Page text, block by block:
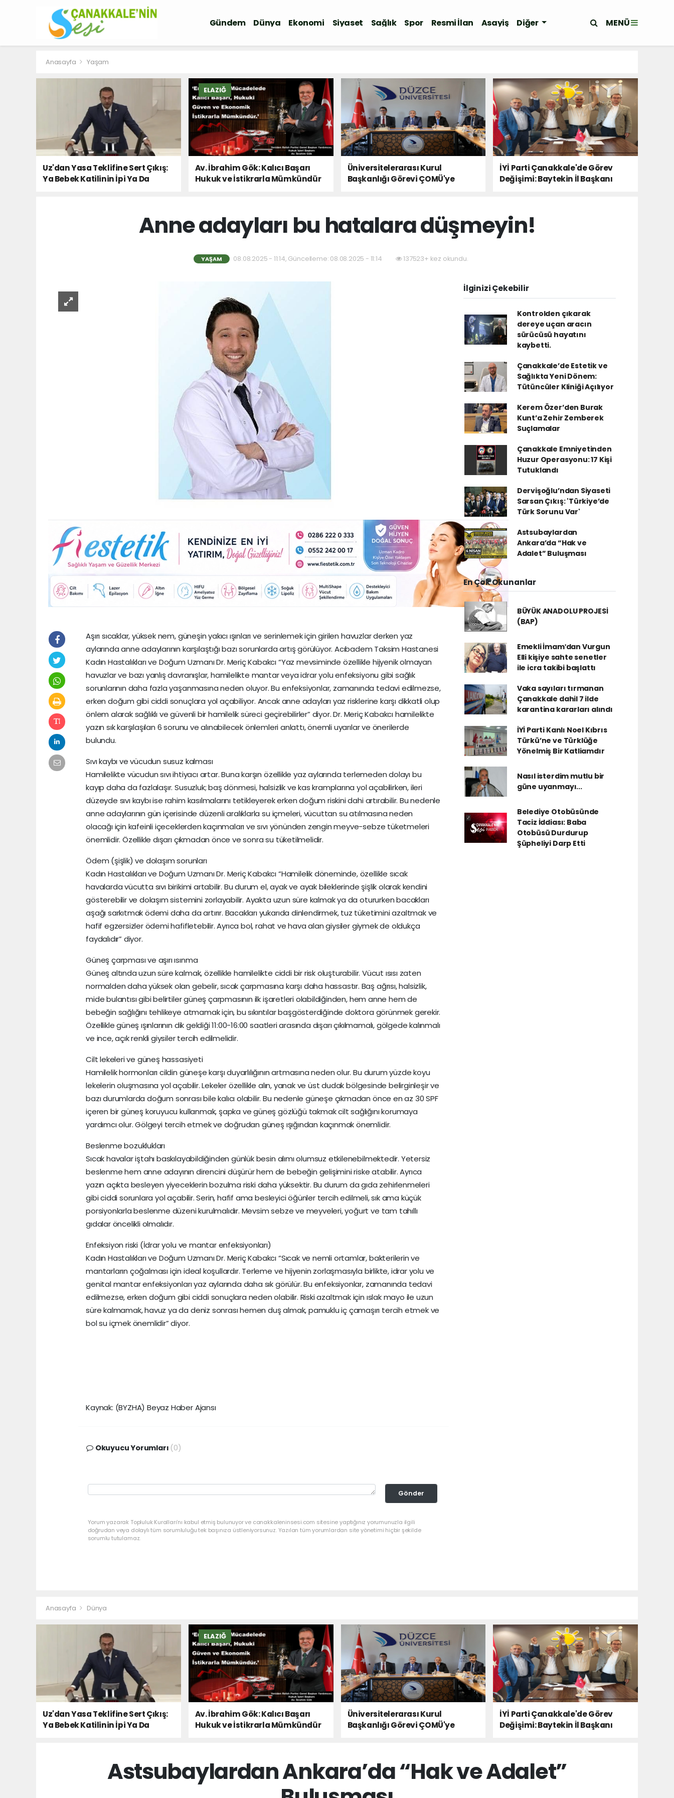
Gündem Dünya Ekonomi Siyaset Sağlık Spor Resmi İlan Asayiş Diğer MENÜ
Anasayfa Yaşam
Uz'dan Yasa Teklifine Sert Çıkış:
Ya Bebek Katilinin İpi Ya Da
ELAZIĞ
Av. İbrahim Gök: Kalıcı Başarı
Hukuk ve İstikrarla Mümkündür
Üniversitelerarası Kurul
Başkanlığı Görevi ÇOMÜ'ye
İYİ Parti Çanakkale'de Görev
Değişimi: Baytekin İl Başkanı
Anne adayları bu hatalara düşmeyin!
YAŞAM 08.08.2025 - 11:14, Güncelleme: 08.08.2025 - 11:14 137523+ kez okundu.
Aşırı sıcaklar, yüksek nem, güneşin yakıcı ışınları ve serinlemek için girilen havuzlar derken yaz
aylarında anne adaylarının karşılaştığı bazı sorunlarda artış görülüyor. Acıbadem Taksim Hastanesi
Kadın Hastalıkları ve Doğum Uzmanı Dr. Meriç Kabakcı “Yaz mevsiminde özellikle hijyenik olmayan
havuzlar ve bazı yanlış davranışlar, hamilelikte mantar veya idrar yolu enfeksiyonu gibi sağlık
sorunlarının daha fazla yaşanmasına neden oluyor. Bu enfeksiyonlar, zamanında tedavi edilmezse,
erken doğum gibi ciddi sonuçlara yol açabiliyor. Ancak anne adayları yaz risklerine karşı dikkatli olup
önlem alarak sağlıklı ve güvenli bir hamilelik süreci geçirebilirler” diyor. Dr. Meriç Kabakcı hamilelikte
yazın sık karşılaşılan 6 sorunu ve alınabilecek önlemleri anlattı, önemli uyarılar ve önerilerde
bulundu.
Sıvı kaybı ve vücudun susuz kalması
Hamilelikte vücudun sıvı ihtiyacı artar. Buna karşın özellikle yaz aylarında terlemeden dolayı bu
kayıp daha da fazlalaşır. Susuzluk; baş dönmesi, halsizlik ve kas kramplarına yol açabilirken, ileri
düzeyde sıvı kaybı ise rahim kasılmalarını tetikleyerek erken doğum riskini dahi artırabilir. Bu nedenle
anne adaylarının gün içerisinde düzenli aralıklarla su içmeleri, vücuttan su atılmasına neden
olacağı için kafeinli içeceklerden kaçınmaları ve sıvı yönünden zengin meyve-sebze tüketmeleri
önemlidir. Özellikle dışarı çıkmadan önce ve sonra su tüketilmelidir.
Ödem (şişlik) ve dolaşım sorunları
Kadın Hastalıkları ve Doğum Uzmanı Dr. Meriç Kabakcı “Hamilelik döneminde, özellikle sıcak
havalarda vücutta sıvı birikimi artabilir. Bu durum el, ayak ve ayak bileklerinde şişlik olarak kendini
gösterebilir ve dolaşım sistemini zorlayabilir. Ayakta uzun süre kalmak ya da otururken bacakları
aşağı sarkıtmak ödemi daha da artırır. Bacakları yukarıda dinlendirmek, tuz tüketimini azaltmak ve
hafif egzersizler ödemi hafifletebilir. Ayrıca bol, rahat ve hava alan giysiler giymek de oldukça
faydalıdır” diyor.
Güneş çarpması ve aşırı ısınma
Güneş altında uzun süre kalmak, özellikle hamilelikte ciddi bir risk oluşturabilir. Vücut ısısı zaten
normalden daha yüksek olan gebelir, sıcak çarpmasına karşı daha hassastır. Baş ağrısı, halsizlik,
mide bulantısı gibi belirtiler güneş çarpmasının ilk işaretleri olabildiğinden, hem anne hem de
bebeğin sağlığını tehlikeye atmamak için, bu sıkıntılar başgösterdiğinde doktora görünmek gerekir.
Özellikle güneş ışınlarının dik geldiği 11:00-16:00 saatleri arasında dışarı çıkılmamalı, gölgede kalınmalı
ve ince, açık renkli giysiler tercih edilmelidir.
Cilt lekeleri ve güneş hassasiyeti
Hamilelik hormonları cildin güneşe karşı duyarlılığının artmasına neden olur. Bu durum yüzde koyu
lekelerin oluşmasına yol açabilir. Lekeler özellikle alın, yanak ve üst dudak bölgesinde belirginleşir ve
bazı durumlarda doğum sonrası bile kalıcı olabilir. Bu nedenle güneşe çıkmadan önce en az 30 SPF
içeren bir güneş koruyucu kullanmak, şapka ve güneş gözlüğü takmak cilt sağlığını korumaya
yardımcı olur. Gölgeyi tercih etmek ve doğrudan güneş ışığından kaçınmak önemlidir.
Beslenme bozuklukları
Sıcak havalar iştahı baskılayabildiğinden günlük besin alımı olumsuz etkilenebilmektedir. Yetersiz
beslenme hem anne adayının direncini düşürür hem de bebeğin gelişimini riske atabilir. Ayrıca
yazın açıkta besleyen yiyeceklerin bozulma riski daha yüksektir. Bu durum da gıda zehirlenmeleri
gibi ciddi sorunlara yol açabilir. Serin, hafif ama besleyici öğünler tercih edilmeli, sık ama küçük
porsiyonlarla beslenme düzeni kurulmalıdır. Mevsim sebze ve meyveleri, yoğurt ve tam tahıllı
gıdalar öncelikli olmalıdır.
Enfeksiyon riski (İdrar yolu ve mantar enfeksiyonları)
Kadın Hastalıkları ve Doğum Uzmanı Dr. Meriç Kabakcı “Sıcak ve nemli ortamlar, bakterilerin ve
mantarların çoğalması için ideal koşullardır. Terleme ve hijyenin zorlaşmasıyla birlikte, idrar yolu ve
genital mantar enfeksiyonları yaz aylarında daha sık görülür. Bu enfeksiyonlar, zamanında tedavi
edilmezse, erken doğum gibi ciddi sonuçlara neden olabilir. Riski azaltmak için ıslak mayo ile uzun
süre kalmamak, havuz ya da deniz sonrası hemen duş almak, pamuklu iç çamaşırı tercih etmek ve
bol su içmek önemlidir” diyor.
Kaynak: (BYZHA) Beyaz Haber Ajansı
Okuyucu Yorumları (0)
Gönder
Yorum yazarak Topluluk Kuralları’nı kabul etmiş bulunuyor ve canakkaleninsesi.com sitesine yaptığınız yorumunuzla ilgili
doğrudan veya dolaylı tüm sorumluluğu tek başınıza üstleniyorsunuz. Yazılan tüm yorumlardan site yönetimi hiçbir şekilde
sorumlu tutulamaz.
İlginizi Çekebilir
Kontrolden çıkarak
dereye uçan aracın
sürücüsü hayatını
kaybetti.
Çanakkale’de Estetik ve
Sağlıkta Yeni Dönem:
Tütüncüler Kliniği Açılıyor
Kerem Özer’den Burak
Kunt’a Zehir Zemberek
Suçlamalar
Çanakkale Emniyetinden
Huzur Operasyonu: 17 Kişi
Tutuklandı
Dervişoğlu’ndan Siyaseti
Sarsan Çıkış: 'Türkiye’de
Türk Sorunu Var'
Astsubaylardan
Ankara’da “Hak ve
Adalet” Buluşması
En Çok Okunanlar
BÜYÜK ANADOLU PROJESİ
(BAP)
Emekli İmamʹdan Vurgun
Elli kişiye sahte senetler
ile icra takibi başlattı
Vaka sayıları tırmanan
Çanakkale dahil 7 ilde
karantina kararları alındı
İYİ Parti Kanlı Noel Kıbrıs
Türkü’ne ve Türklüğe
Yönelmiş Bir Katliamdır
Nasıl isterdim mutlu bir
güne uyanmayı...
Belediye Otobüsünde
Taciz İddiası: Baba
Otobüsü Durdurup
Şüpheliyi Darp Etti
Anasayfa Dünya
Uz'dan Yasa Teklifine Sert Çıkış:
Ya Bebek Katilinin İpi Ya Da
ELAZIĞ
Av. İbrahim Gök: Kalıcı Başarı
Hukuk ve İstikrarla Mümkündür
Üniversitelerarası Kurul
Başkanlığı Görevi ÇOMÜ'ye
İYİ Parti Çanakkale'de Görev
Değişimi: Baytekin İl Başkanı
Astsubaylardan Ankara’da “Hak ve Adalet”